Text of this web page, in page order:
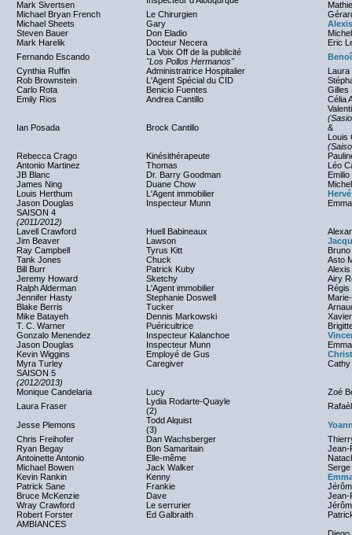
Mark Sivertsen
Michael Bryan French
Le Chirurgien
Michael Sheets
Gary
Steven Bauer
Don Eladio
Mark Harelik
Docteur Necera
Eric
Fernando Escando
La Voix Off de la publicité
"Los Pollos Hermanos"
Cynthia Ruffin
Administratrice Hospitalier
Laura
Rob Brownstein
L'Agent Spécial du CID
Carlo Rota
Benicio Fuentes
Gilles
Emily Rios
Andrea Cantillo Célia
Ian Posada Brock Cantillo
&
Louis
Rebecca Crago
Kinésithérapeute
Antonio Martinez
Thomas
Léo
JB Blanc
Dr. Barry Goodman
James Ning
Duane Chow
Louis Herthum
L'Agent immobilier
Jason Douglas
Inspecteur Munn
SAISON 4
(2011/2012)
Lavell Crawford
Huell Babineaux
Jim Beaver
Lawson
Ray Campbell
Tyrus Kitt
Tank Jones
Chuck
Asto
Bill Burr
Patrick Kuby
Alexis
Jeremy Howard
Sketchy
Airy
Ralph Alderman
L'Agent immobilier
Régis
Jennifer Hasty
Stephanie Doswell
Blake Berris
Tucker
Mike Batayeh
Dennis Markowski
T. C. Warner
Puéricultrice
Gonzalo Menendez
Inspecteur Kalanchoe
Jason Douglas
Inspecteur Munn
Kevin Wiggins
Employé de Gus
Myra Turley
Caregiver
Cathy
SAISON 5
(2012/2013)
Monique Candelaria
Lucy
Zoé
Laura Fraser
Lydia Rodarte-Quayle
(2)
Jesse Plemons
Todd Alquist
(3)
Chris Freihofer
Dan Wachsberger
Ryan Begay
Bon Samaritain
Jean-
Antoinette Antonio
Elle-même
Michael Bowen
Jack Walker
Serge
Kevin Rankin
Kenny
Patrick Sane
Frankie
Bruce McKenzie
Dave
Jean-
Wray Crawford
Le serrurier
Robert Forster
Ed Galbraith
AMBIANCES